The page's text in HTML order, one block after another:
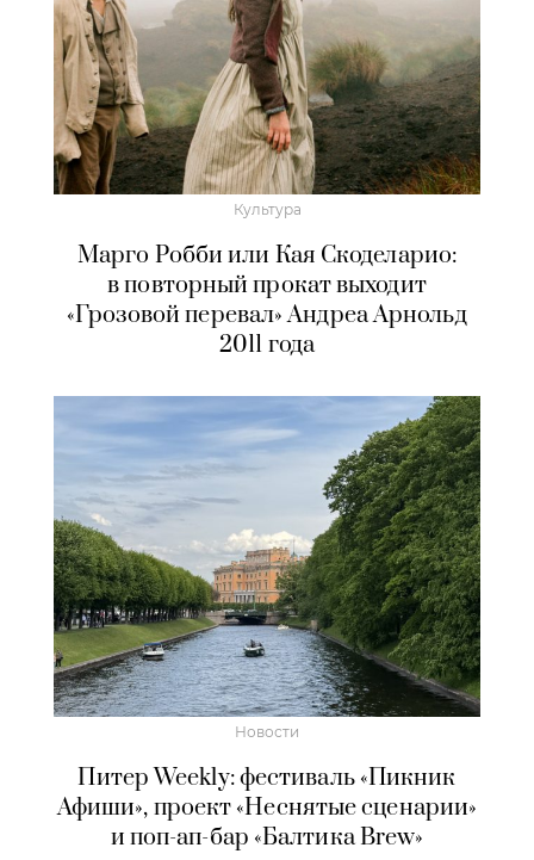
Культура
Марго Робби или Кая Скоделарио:
в повторный прокат выходит
«Грозовой перевал» Андреа Арнольд
2011 года
Новости
Питер Weekly: фестиваль «Пикник
Афиши», проект «Неснятые сценарии»
и поп-ап-бар «Балтика Brew»